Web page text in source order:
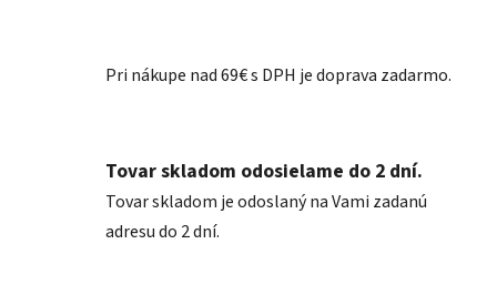
Pri nákupe nad 69€ s DPH je doprava zadarmo.
Tovar skladom odosielame do 2 dní.
Tovar skladom je odoslaný na Vami zadanú
adresu do 2 dní.